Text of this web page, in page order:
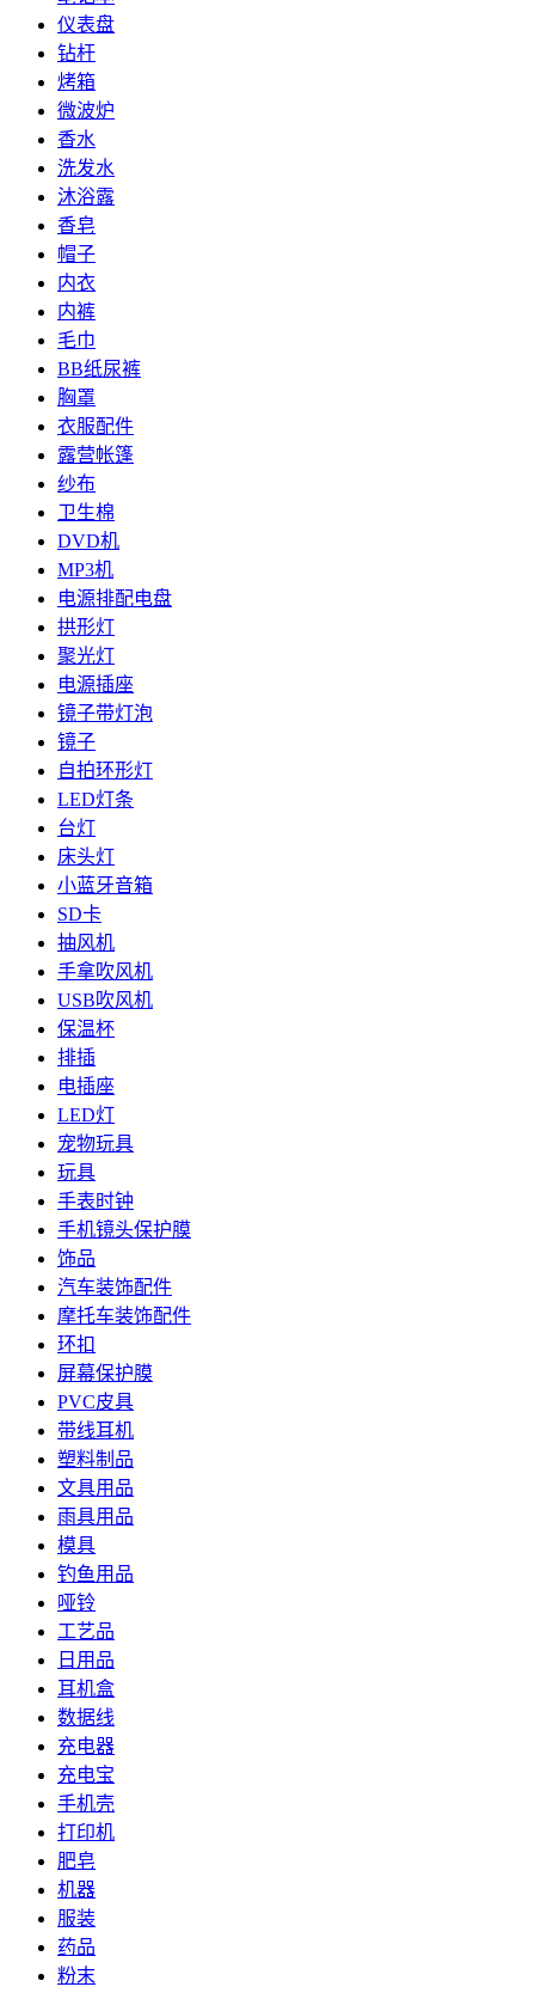
仪表盘
钻杆
烤箱
微波炉
香水
洗发水
沐浴露
香皂
帽子
内衣
内裤
毛巾
BB纸尿裤
胸罩
衣服配件
露营帐篷
纱布
卫生棉
DVD机
MP3机
电源排配电盘
拱形灯
聚光灯
电源插座
镜子带灯泡
镜子
自拍环形灯
LED灯条
台灯
床头灯
小蓝牙音箱
SD卡
抽风机
手拿吹风机
USB吹风机
保温杯
排插
电插座
LED灯
宠物玩具
玩具
手表时钟
手机镜头保护膜
饰品
汽车装饰配件
摩托车装饰配件
环扣
屏幕保护膜
PVC皮具
带线耳机
塑料制品
文具用品
雨具用品
模具
钓鱼用品
哑铃
工艺品
日用品
耳机盒
数据线
充电器
充电宝
手机壳
打印机
肥皂
机器
服装
药品
粉末